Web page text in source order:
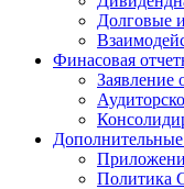
Долговые
Финасовая
Заявление
Политика